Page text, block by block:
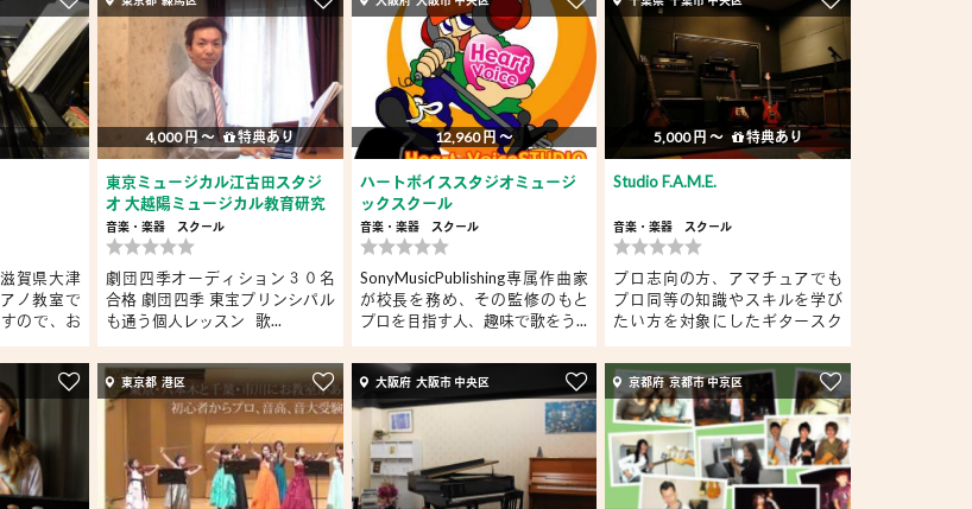
賀県大津
ノ教室で
ので、お
4,000 円 〜 特典あり
東京ミュージカル江古田スタジ
オ 大越陽ミュージカル教育研究
所
音楽・楽器 スクール
劇団四季オーディション３０名
合格 劇団四季 東宝プリンシパル
も通う個人レッスン 歌...
12,960 円 〜
ハートボイススタジオミュージ
ックスクール
音楽・楽器 スクール
SonyMusicPublishing専属作曲家
が校長を務め、その監修のもと
プロを目指す人、趣味で歌をう...
5,000 円 〜 特典あり
Studio F.A.M.E.
音楽・楽器 スクール
プロ志向の方、アマチュアでも
プロ同等の知識やスキルを学び
たい方を対象にしたギタースク
東京都 港区 大阪府 大阪市 中央区 京都府 京都市 中京区